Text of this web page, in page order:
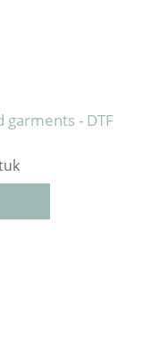
garments - DTF